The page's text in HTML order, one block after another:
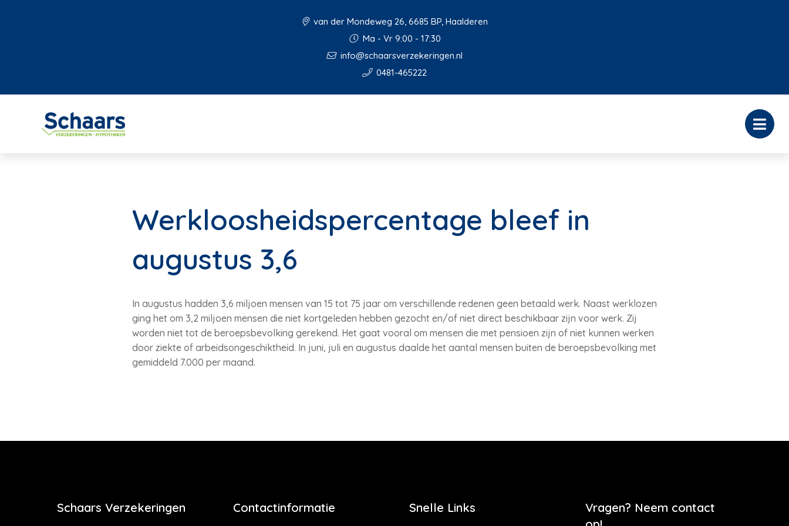
van der Mondeweg 26, 6685 BP, Haalderen
Ma - Vr 9:00 - 17:30
info@schaarsverzekeringen.nl
0481-465222
Werkloosheidspercentage bleef in
augustus 3,6
In augustus hadden 3,6 miljoen mensen van 15 tot 75 jaar om verschillende redenen geen betaald werk. Naast werklozen
ging het om 3,2 miljoen mensen die niet kortgeleden hebben gezocht en/of niet direct beschikbaar zijn voor werk. Zij
worden niet tot de beroepsbevolking gerekend. Het gaat vooral om mensen die met pensioen zijn of niet kunnen werken
door ziekte of arbeidsongeschiktheid. In juni, juli en augustus daalde het aantal mensen buiten de beroepsbevolking met
gemiddeld 7.000 per maand.
Schaars Verzekeringen Contactinformatie Snelle Links
Vragen? Neem contact